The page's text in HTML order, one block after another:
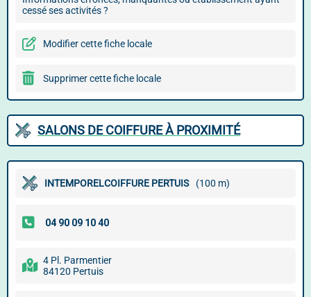
cessé ses activités ?
Modifier cette fiche locale
Supprimer cette fiche locale
SALONS DE COIFFURE À PROXIMITÉ
INTEMPORELCOIFFURE PERTUIS (100 m)
4 Pl. Parmentier
84120 Pertuis